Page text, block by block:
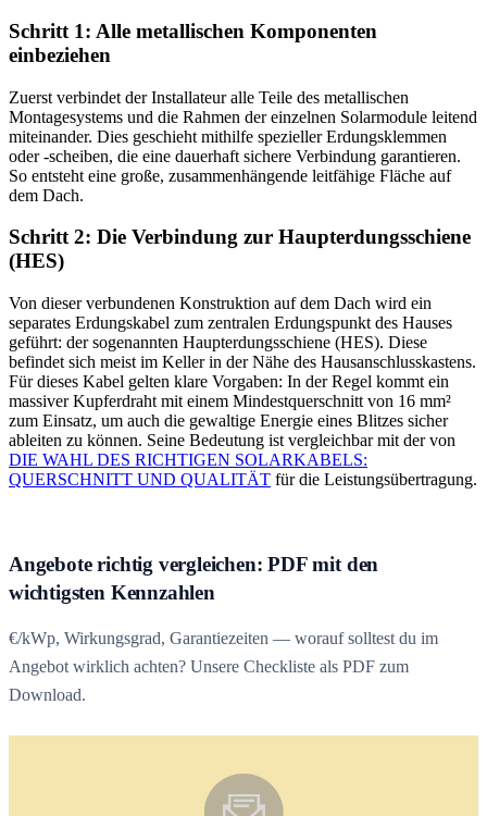
Schritt 1: Alle metallischen Komponenten
einbeziehen
Zuerst verbindet der Installateur alle Teile des metallischen
Montagesystems und die Rahmen der einzelnen Solarmodule leitend
miteinander. Dies geschieht mithilfe spezieller Erdungsklemmen
oder -scheiben, die eine dauerhaft sichere Verbindung garantieren.
So entsteht eine große, zusammenhängende leitfähige Fläche auf
dem Dach.
Schritt 2: Die Verbindung zur Haupterdungsschiene
(HES)
Von dieser verbundenen Konstruktion auf dem Dach wird ein
separates Erdungskabel zum zentralen Erdungspunkt des Hauses
geführt: der sogenannten Haupterdungsschiene (HES). Diese
befindet sich meist im Keller in der Nähe des Hausanschlusskastens.
Für dieses Kabel gelten klare Vorgaben: In der Regel kommt ein
massiver Kupferdraht mit einem Mindestquerschnitt von 16 mm²
zum Einsatz, um auch die gewaltige Energie eines Blitzes sicher
ableiten zu können. Seine Bedeutung ist vergleichbar mit der von
DIE WAHL DES RICHTIGEN SOLARKABELS:
QUERSCHNITT UND QUALITÄT für die Leistungsübertragung.
Angebote richtig vergleichen: PDF mit den
wichtigsten Kennzahlen
€/kWp, Wirkungsgrad, Garantiezeiten — worauf solltest du im
Angebot wirklich achten? Unsere Checkliste als PDF zum
Download.